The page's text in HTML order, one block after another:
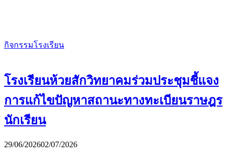
กิจกรรมโรงเรียน
โรงเรียนห้วยสักวิทยาคมร่วมประชุมชี้แจง
การแก้ไขปัญหาสถานะทางทะเบียนราษฎร
นักเรียน
29/06/202602/07/2026